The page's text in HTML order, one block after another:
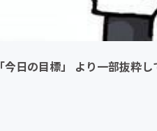
日の目標」 より一部抜粋